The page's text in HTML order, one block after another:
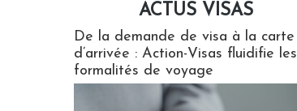
ACTUS VISAS
De la demande de visa à la carte
d’arrivée : Action-Visas fluidifie les
formalités de voyage